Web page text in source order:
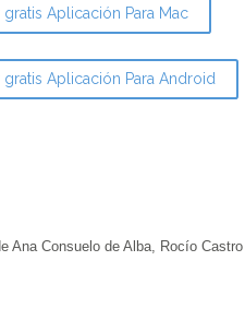
gratis Aplicación Para Mac
gratis Aplicación Para Android
Ana Consuelo de Alba, Rocío